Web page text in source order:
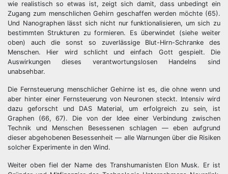
wie realistisch so etwas ist, zeigt sich damit, dass unbedingt ein
Zugang zum menschlichen Gehirn geschaffen werden möchte (65).
Und Nanographen lässt sich nicht nur funktionalisieren, um sich zu
bestimmten Strukturen zu formieren. Es überwindet (siehe weiter
oben) auch die sonst so zuverlässige Blut-Hirn-Schranke des
Menschen. Hier wird schlicht und einfach Gott gespielt. Die
Auswirkungen dieses verantwortungslosen Handelns sind
unabsehbar.
Die Fernsteuerung menschlicher Gehirne ist es, die ohne wenn und
aber hinter einer Fernsteuerung von Neuronen steckt. Intensiv wird
dazu geforscht und DAS Material, um erfolgreich zu sein, ist
Graphen (66, 67). Die von der Idee einer Verbindung zwischen
Technik und Menschen Besessenen schlagen — eben aufgrund
dieser abgehobenen Besessenheit — alle Warnungen über die Risiken
solcher Experimente in den Wind.
Weiter oben fiel der Name des Transhumanisten Elon Musk. Er ist